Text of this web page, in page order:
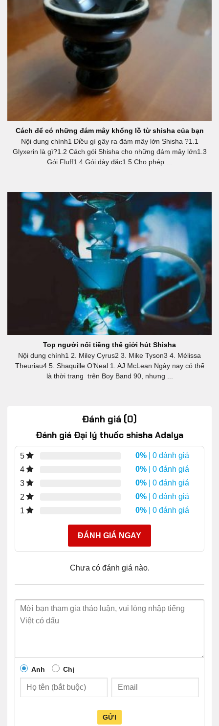
Cách để có những đám mây khổng lồ từ shisha của bạn
Nội dung chính1 Điều gì gây ra đám mây lớn Shisha ?1.1
Glyxerin là gì?1.2 Cách gói Shisha cho những đám mây lớn1.3
Gói Fluff1.4 Gói dày đặc1.5 Cho phép ...
Top người nổi tiếng thế giới hút Shisha
Nội dung chính1 2. Miley Cyrus2 3. Mike Tyson3 4. Mélissa
Theuriau4 5. Shaquille O’Neal 1. AJ McLean Ngày nay có thể
là thời trang trên Boy Band 90, nhưng ...
Đánh giá (0)
Đánh giá Đại lý thuốc shisha Adalya
5 0% | 0 đánh giá
4
0% | 0 đánh giá
3
0% | 0 đánh giá
2
0% | 0 đánh giá
1
0% | 0 đánh giá
ĐÁNH GIÁ NGAY
Chưa có đánh giá nào.
Anh Chị
GỬI